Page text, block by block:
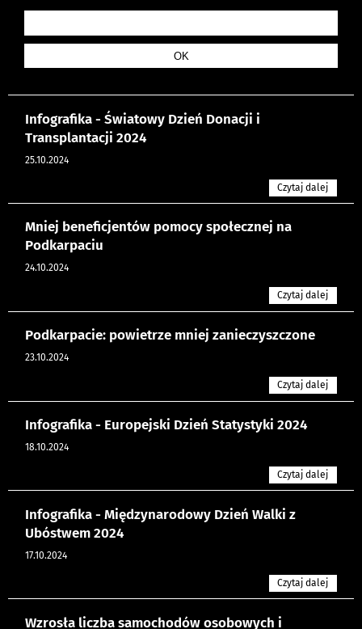
Infografika - Światowy Dzień Donacji i
Transplantacji 2024
25.10.2024
Czytaj dalej
Mniej beneficjentów pomocy społecznej na
Podkarpaciu
24.10.2024
Czytaj dalej
Podkarpacie: powietrze mniej zanieczyszczone
23.10.2024
Czytaj dalej
Infografika - Europejski Dzień Statystyki 2024
18.10.2024
Czytaj dalej
Infografika - Międzynarodowy Dzień Walki z
Ubóstwem 2024
17.10.2024
Czytaj dalej
Wzrosła liczba samochodów osobowych i